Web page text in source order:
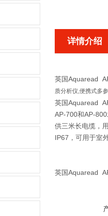
详情介绍
英国Aquaread
质分析仪,便携式多
英国Aquaread
AP-700和AP-
供三米长电缆，
IP67，可用于室
英国Aquaread